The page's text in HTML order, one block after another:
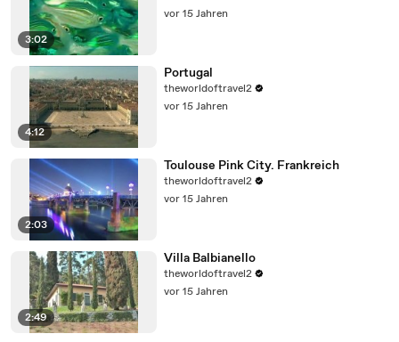
3:02
vor 15 Jahren
4:12
Portugal
theworldoftravel2
vor 15 Jahren
2:03
Toulouse Pink City. Frankreich
theworldoftravel2
vor 15 Jahren
2:49
Villa Balbianello
theworldoftravel2
vor 15 Jahren